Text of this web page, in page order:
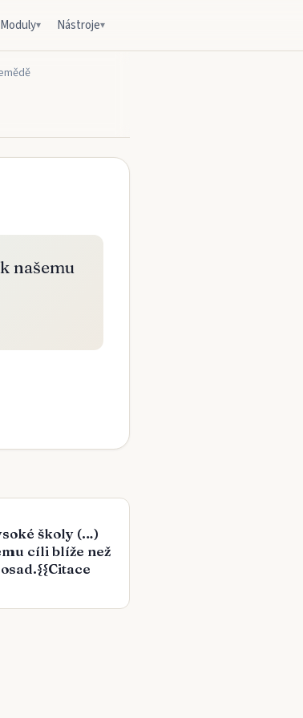
Moduly▾ Nástroje▾
našemu
školy (…)
cíli blíže než